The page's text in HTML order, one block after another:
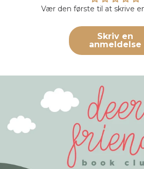
Vær den første til at skrive
Skriv en
anmeldelse